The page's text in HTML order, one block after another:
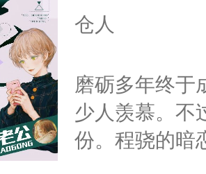
想往哪里跑呢
的夫人，你倒
手投降，说：
我背后拿开？”
仓人
磨砺多年终于
少人羡慕。不
份。程骁的暗